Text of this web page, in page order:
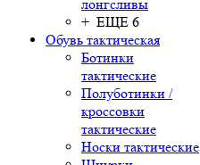
лонгсливы
+ ЕЩЕ 6
Обувь тактическая
Ботинки
тактические
Полуботинки /
кроссовки
тактические
Носки тактические